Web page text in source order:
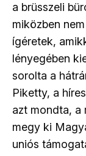
a brüsszeli
miközben
ígéretek,
lényegében
sorolta a
Piketty, a
azt mondta, a
megy ki
uniós